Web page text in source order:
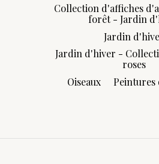
Collection d'affiches
forêt - Jardin
Jardin
Jardin d'hiver -
roses
Oiseaux
Peintures